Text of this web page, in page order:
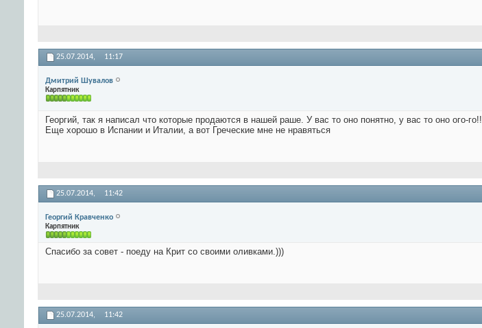
25.07.2014, 11:17
Дмитрий Шувалов
Карпятник
Георгий, так я написал что которые продаются в нашей раше. У вас то оно понятно, у вас то оно ого-го!!
Еще хорошо в Испании и Италии, а вот Греческие мне не нравяться
25.07.2014, 11:42
Георгий Кравченко
Карпятник
Спасибо за совет - поеду на Крит со своими оливками.)))
25.07.2014, 11:42